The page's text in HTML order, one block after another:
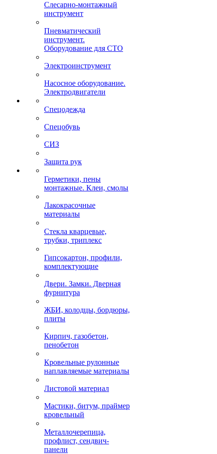
Слесарно-монтажный
инструмент
Пневматический
инструмент.
Оборудование для СТО
Электроинструмент
Насосное оборудование.
Электродвигатели
Спецодежда
Спецобувь
СИЗ
Защита рук
Герметики, пены
монтажные. Клеи, смолы
Лакокрасочные
материалы
Стекла кварцевые,
трубки, триплекс
Гипсокартон, профили,
комплектующие
Двери. Замки. Дверная
фурнитура
ЖБИ, колодцы, бордюры,
плиты
Кирпич, газобетон,
пенобетон
Кровельные рулонные
наплавляемые материалы
Листовой материал
Мастики, битум, праймер
кровельный
Металлочерепица,
профлист, сендвич-
панели